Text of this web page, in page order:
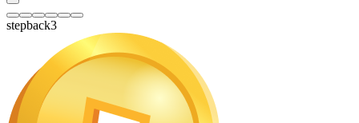
stepback3